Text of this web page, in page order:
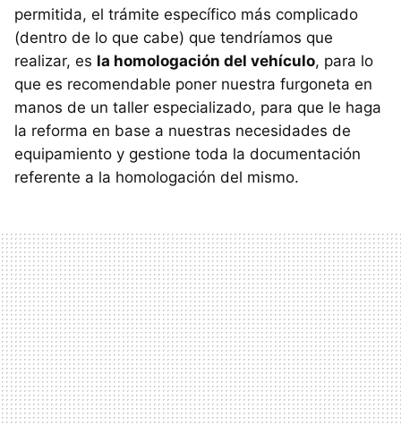
permitida, el trámite específico más complicado
(dentro de lo que cabe) que tendríamos que
realizar, es la homologación del vehículo, para lo
que es recomendable poner nuestra furgoneta en
manos de un taller especializado, para que le haga
la reforma en base a nuestras necesidades de
equipamiento y gestione toda la documentación
referente a la homologación del mismo.